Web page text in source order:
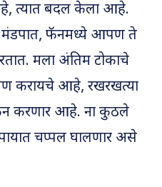
त्यात बदल केला आहे.
फॅनमध्ये आपण ते
मला अंतिम टोकाचे
करायचे आहे, रखरखत्या
करणार आहे. ना कुठले
चप्पल घालणार असे